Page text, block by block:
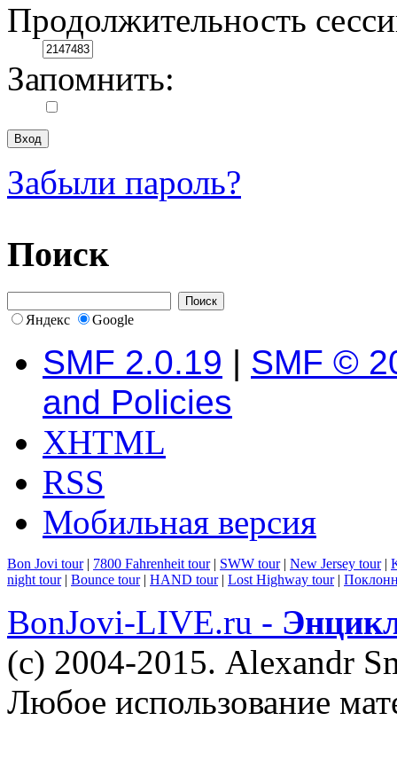
Продолжительность
Запомнить:
Забыли пароль?
Поиск
Яндекс Google
SMF 2.0.19 | SMF ©
and Policies
XHTML
RSS
Мобильная версия
Bon Jovi tour| 7800 Fahrenheit tour| SWW tour| New Jersey tour|
night tour| Bounce tour| HAND tour| Lost Highway tour|
BonJovi-LIVE.ru -
(c) 2004-2015. Alexandr
Любое использование